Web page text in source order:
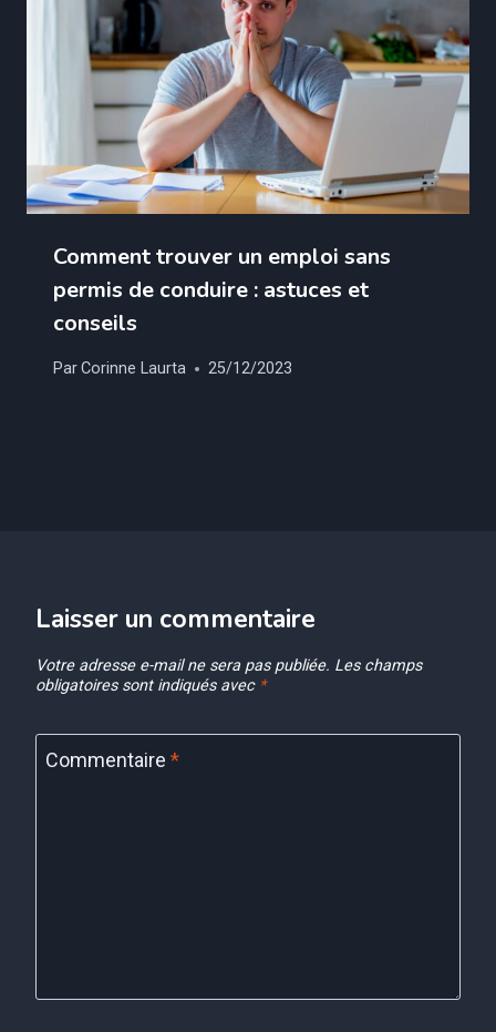
Comment trouver un emploi sans
permis de conduire : astuces et
conseils
ParCorinne Laurta 25/12/2023
Laisser un commentaire
Votre adresse e-mail ne sera pas publiée. Les champs
obligatoires sont indiqués avec *
Commentaire *